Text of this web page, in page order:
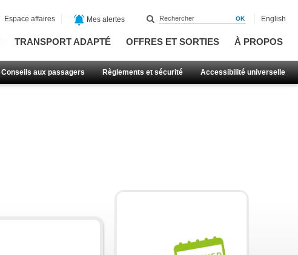
TRANSPORT ADAPTÉ OFFRES ET SORTIES À PROPOS
Conseils aux passagers Règlements et sécurité Accessibilité universelle
Espace affaires Mes alertes English